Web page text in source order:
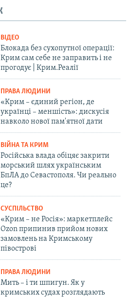
ВІДЕО
Блокада без сухопутної операції:
Крим сам себе не заправить і не
прогодує | Крим.Реалії
ПРАВА ЛЮДИНИ
«Крим – єдиний регіон, де
українці – меншість»: дискусія
навколо нової пам'ятної дати
ВІЙНА ТА КРИМ
Російська влада обіцяє закрити
морський шлях українським
БпЛА до Севастополя. Чи реально
це?
СУСПІЛЬСТВО
«Крим – не Росія»: маркетплейс
Ozon припинив прийом нових
замовлень на Кримському
півострові
ПРАВА ЛЮДИНИ
Мить – і ти шпигун. Як у
кримських судах розглядають